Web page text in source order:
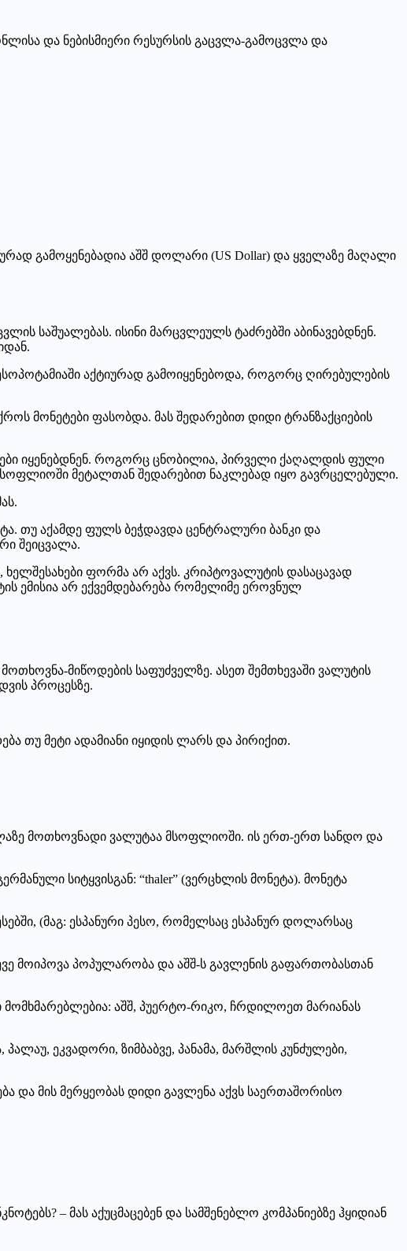
და ნებისმიერი რესურსის გაცვლა-გამოცვლა და
გამოყენებადია აშშ დოლარი (US Dollar) და ყველაზე მაღალი
საშუალებას. ისინი მარცვლეულს ტაძრებში აბინავებდნენ.
აქტიურად გამოიყენებოდა, როგორც ღირებულების
მონეტები ფასობდა. მას შედარებით დიდი ტრანზაქციების
იყენებდნენ. როგორც ცნობილია, პირველი ქაღალდის ფული
მეტალთან შედარებით ნაკლებად იყო გავრცელებული.
თუ აქამდე ფულს ბეჭდავდა ცენტრალური ბანკი და
შეიცვალა.
ფორმა არ აქვს. კრიპტოვალუტის დასაცავად
ემისია არ ექვემდებარება რომელიმე ეროვნულ
მიწოდების საფუძველზე. ასეთ შემთხევაში ვალუტის
პროცესზე.
თუ მეტი ადამიანი იყიდის ლარს და პირიქით.
მოთხოვნადი ვალუტაა მსოფლიოში. ის ერთ-ერთ სანდო და
სიტყვისგან: “thaler” (ვერცხლის მონეტა). მონეტა
(მაგ: ესპანური პესო, რომელსაც ესპანურ დოლარსაც
მოიპოვა პოპულარობა და აშშ-ს გავლენის გაფართობასთან
მომხმარებლებია: აშშ, პუერტო-რიკო, ჩრდილოეთ მარიანას
ეკვადორი, ზიმბაბვე, პანამა, მარშლის კუნძულები,
და მის მერყეობას დიდი გავლენა აქვს საერთაშორისო
– მას აქუცმაცებენ და სამშენებლო კომპანიებზე ჰყიდიან